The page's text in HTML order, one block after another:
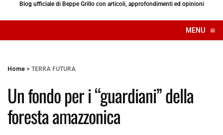
Blog ufficiale di Beppe Grillo con articoli, approfondimenti ed opinioni
MENU ≡
☰
Home > TERRA FUTURA
Un fondo per i “guardiani” della
foresta amazzonica